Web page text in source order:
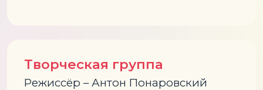
Творческая группа
Режиссёр – Антон Понаровский